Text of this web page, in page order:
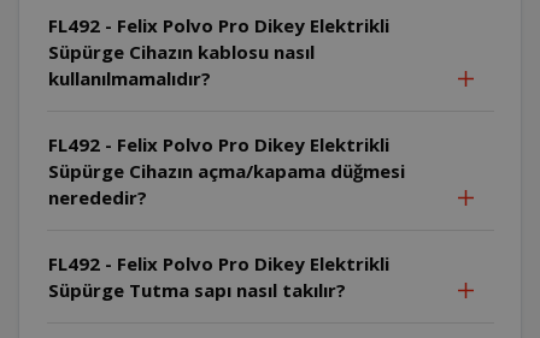
FL492 - Felix Polvo Pro Dikey Elektrikli
Süpürge Cihazın kablosu nasıl
kullanılmamalıdır?
FL492 - Felix Polvo Pro Dikey Elektrikli
Süpürge Cihazın açma/kapama düğmesi
nerededir?
FL492 - Felix Polvo Pro Dikey Elektrikli
Süpürge Tutma sapı nasıl takılır?